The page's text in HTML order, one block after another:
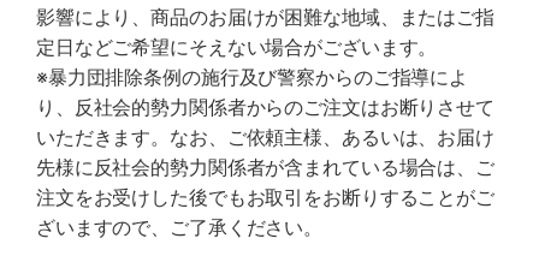
影響により、商品のお届けが困難な地域、またはご指
定日などご希望にそえない場合がございます。
※暴力団排除条例の施行及び警察からのご指導によ
り、反社会的勢力関係者からのご注文はお断りさせて
いただきます。なお、ご依頼主様、あるいは、お届け
先様に反社会的勢力関係者が含まれている場合は、ご
注文をお受けした後でもお取引をお断りすることがご
ざいますので、ご了承ください。